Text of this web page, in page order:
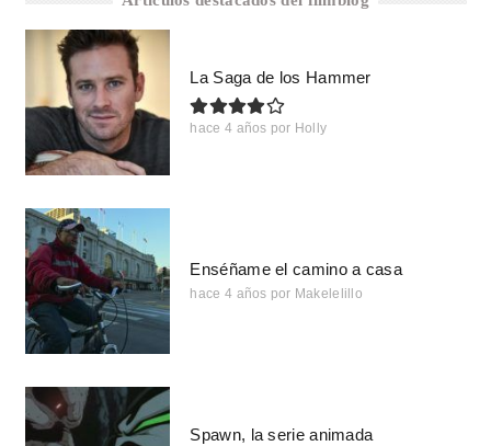
La Saga de los Hammer
hace 4 años por Holly
Enséñame el camino a casa
hace 4 años por Makelelillo
Spawn, la serie animada